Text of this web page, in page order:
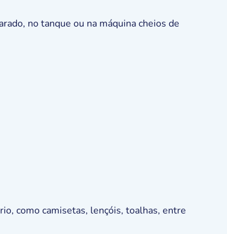
no tanque ou na máquina cheios de
como camisetas, lençóis, toalhas, entre